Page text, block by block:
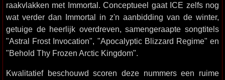
raakvlakken met Immortal. Conceptueel gaat ICE zelfs nog
wat verder dan Immortal in z'n aanbidding van de winter,
getuige de heerlijk overdreven, samengeraapte songtitels
"Astral Frost Invocation", "Apocalyptic Blizzard Regime" en
"Behold Thy Frozen Arctic Kingdom".
Kwalitatief beschouwd scoren deze nummers een ruime